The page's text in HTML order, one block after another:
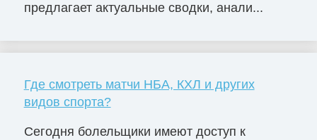
предлагает актуальные сводки, анали...
Где смотреть матчи НБА, КХЛ и других
видов спорта?
Сегодня болельщики имеют доступ к